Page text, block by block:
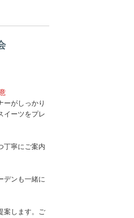
ーがしっかり
イーツをプレ
丁寧にご案内
デンも一緒に
案します。ご